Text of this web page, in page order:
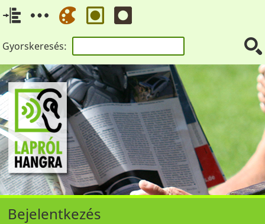
Gyorskeresés:
Bejelentkezés